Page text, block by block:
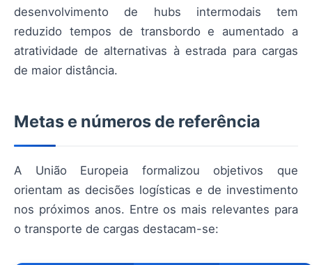
desenvolvimento de hubs intermodais tem
reduzido tempos de transbordo e aumentado a
atratividade de alternativas à estrada para cargas
de maior distância.
Metas e números de referência
A União Europeia formalizou objetivos que
orientam as decisões logísticas e de investimento
nos próximos anos. Entre os mais relevantes para
o transporte de cargas destacam-se: